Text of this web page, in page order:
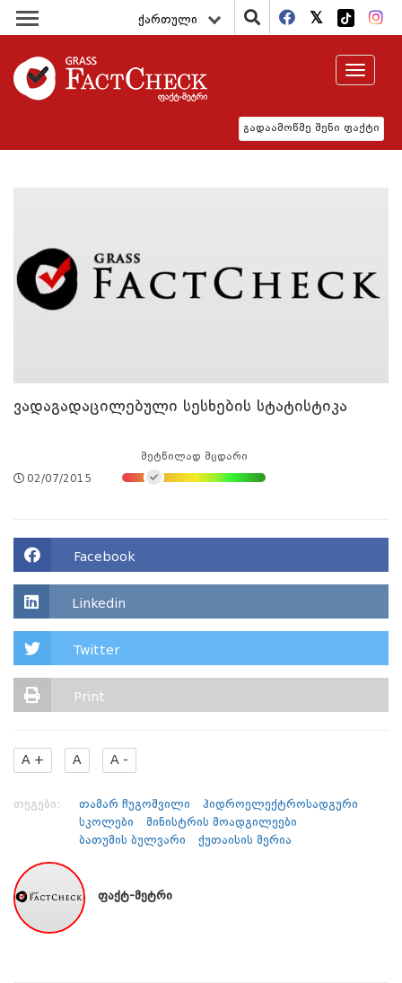
ქართული
გადაამოწმე შენი ფაქტი
Toggle
ვადაგადაცილებული სესხების სტატისტიკა
02/07/2015
მეტწილად მცდარი
Facebook
Linkedin
Twitter
Print
A + A A -
თეგები: თამარ ჩუგოშვილი
ჰიდროელექტროსადგური
სკოლები
მინისტრის მოადგილეები
ბათუმის ბულვარი
ქუთაისის მერია
ფაქტ-მეტრი